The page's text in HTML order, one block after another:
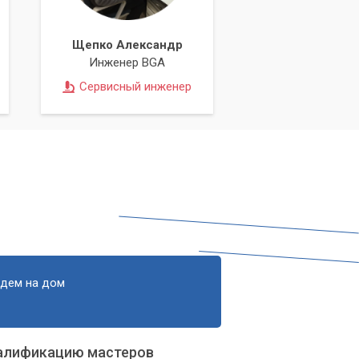
и
Щепко Александр
Инженер BGA
Сервисный инженер
на дом
мастеров